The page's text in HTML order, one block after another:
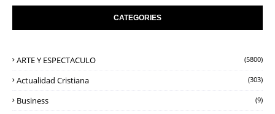
CATEGORIES
ARTE Y ESPECTACULO (5800)
Actualidad Cristiana (303)
Business (9)